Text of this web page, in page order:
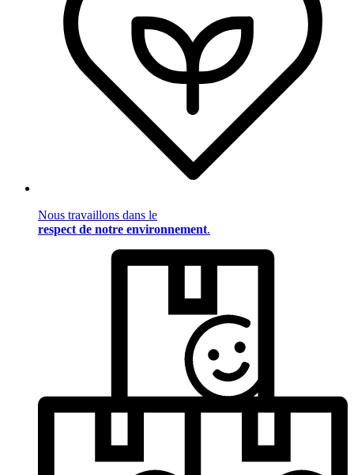
Nous travaillons dans le
respect de notre environnement.